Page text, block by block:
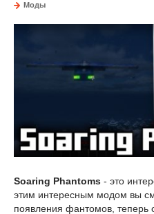
Моды
Soaring Phantoms - это
этим интересным модом вы
появления фантомов, теперь